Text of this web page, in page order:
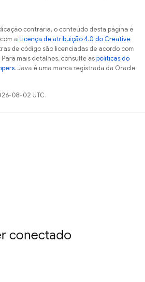
contrária, o conteúdo desta página é
a Licença de atribuição 4.0 do Creative
de código são licenciadas de acordo com
. Para mais detalhes, consulte aspolíticas do
. Java é uma marca registrada da Oracle
08-02 UTC.
conectado